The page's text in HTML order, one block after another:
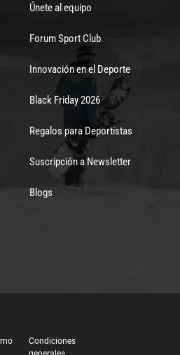
Únete al equipo
Forum Sport Club
Innovación en el Deporte
Black Friday 2026
Regalos para Deportistas
Suscripción a Newsletter
Blogs
Condiciones